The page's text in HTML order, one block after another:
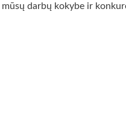
darbų kokybe ir